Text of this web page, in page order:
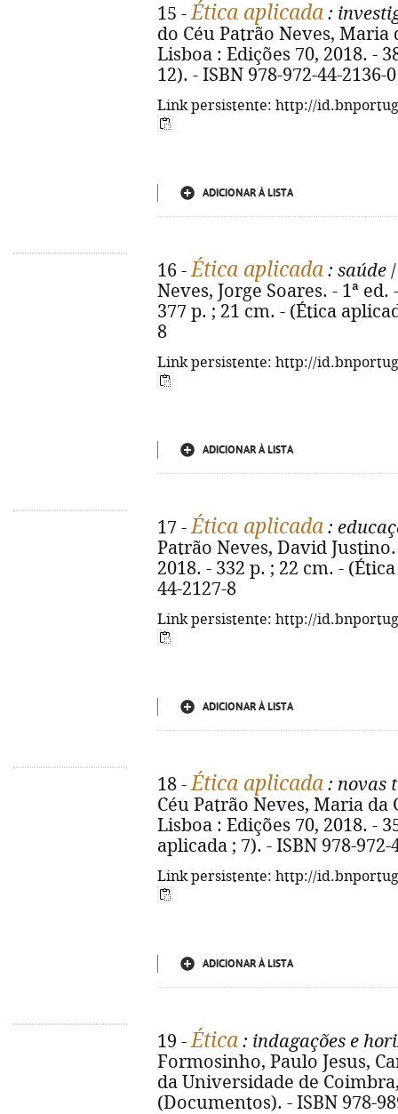
15 -Ética aplicada :
do Céu Patrão Neves, Maria
Lisboa : Edições 70, 2018. -
12). - ISBN 978-972-44-2136-0
Link persistente: http://
ADICIONAR À LISTA
16 -Ética aplicada : saúde
Neves, Jorge Soares. - 1ª
377 p. ; 21 cm. - (Ética
8
Link persistente: http://
ADICIONAR À LISTA
17 -Ética aplicada :
Patrão Neves, David
2018. - 332 p. ; 22 cm. -
44-2127-8
Link persistente: http://
ADICIONAR À LISTA
18 -Ética aplicada : novas
Céu Patrão Neves, Maria da
Lisboa : Edições 70, 2018. -
aplicada ; 7). - ISBN 978-972-
Link persistente: http://
ADICIONAR À LISTA
19 -Ética : indagações e
Formosinho, Paulo Jesus,
da Universidade de
(Documentos). - ISBN 978-